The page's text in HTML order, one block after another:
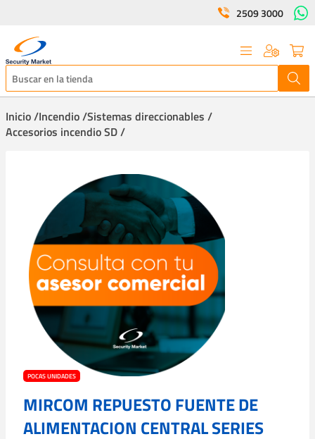
2509 3000
Inicio /Incendio /Sistemas direccionables /
Accesorios incendio SD /
POCAS UNIDADES
MIRCOM REPUESTO FUENTE DE
ALIMENTACION CENTRAL SERIES